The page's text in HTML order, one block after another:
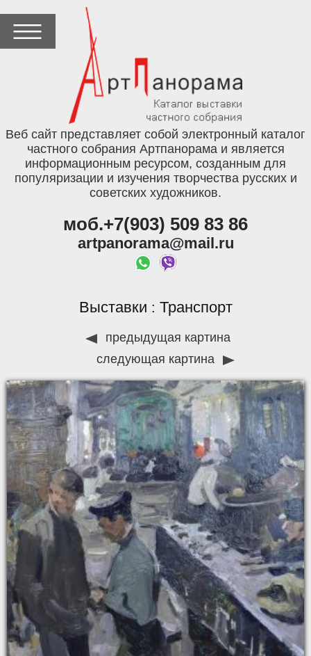
Веб сайт представляет собой электронный каталог
частного собрания Артпанорама и является
информационным ресурсом, созданным для
популяризации и изучения творчества русских и
советских художников.
моб.+7(903) 509 83 86
artpanorama@mail.ru
Выставки : Транспорт
предыдущая картина
следующая картина